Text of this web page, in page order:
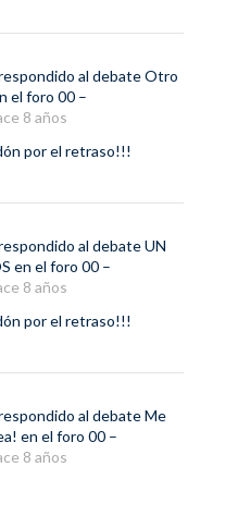
al debateOtro
el foro 00 –
8 años
por el retraso!!!
al debateUN
en el foro 00 –
8 años
por el retraso!!!
al debateMe
en el foro 00 –
8 años